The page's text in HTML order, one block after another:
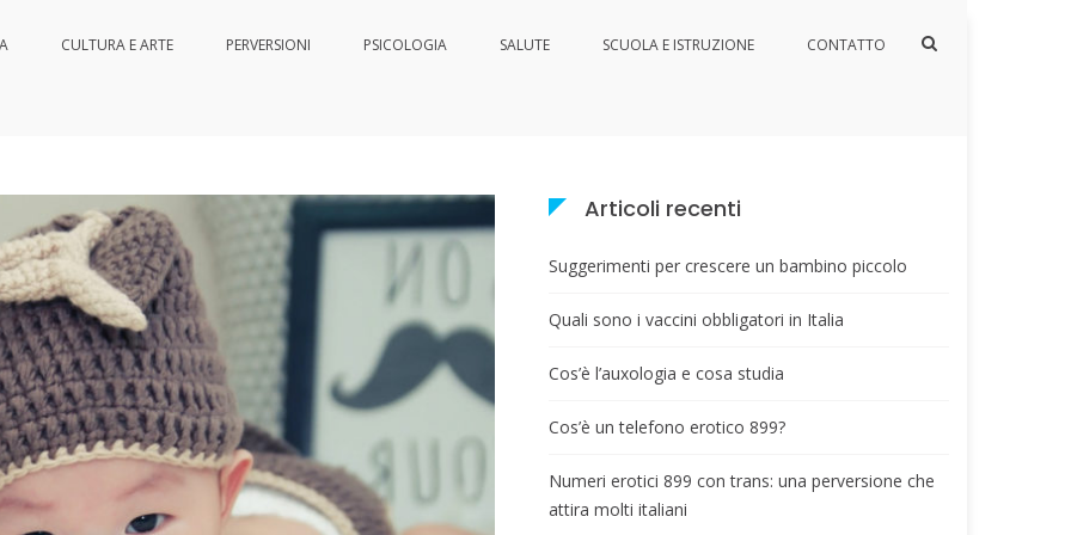
CULTURA E ARTE PERVERSIONI PSICOLOGIA SALUTE SCUOLA E ISTRUZIONE CONTATTO
Mostra
Articoli recenti
Suggerimenti per crescere un bambino piccolo
Quali sono i vaccini obbligatori in Italia
Cos’è l’auxologia e cosa studia
Cos’è un telefono erotico 899?
Numeri erotici 899 con trans: una perversione che
attira molti italiani